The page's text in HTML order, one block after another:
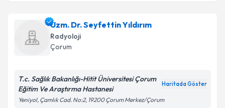
Takvim Talebini Gönder
Uzm. Dr. Aytekin Akyıldıziçin randevu takvimi talebi
oluşturun. Size bu uzmandan randevu almanız için bir
takvim hazırlandığında e-posta ile bilgilendireceğiz.
Uzm. Dr. Seyfettin Yıldırım
Radyoloji
Çorum
T.c. Sağlık Bakanlığı-Hitit Üniversitesi Çorum
Eğitim Ve Araştırma Hastanesi
Haritada Göster
Yeniyol, Çamlık Cad. No:2, 19200 Çorum Merkez/Çorum